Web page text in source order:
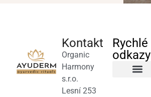
Kontakt
Organic
Harmony
s.r.o.
Lesní 253
Rychlé
odkazy